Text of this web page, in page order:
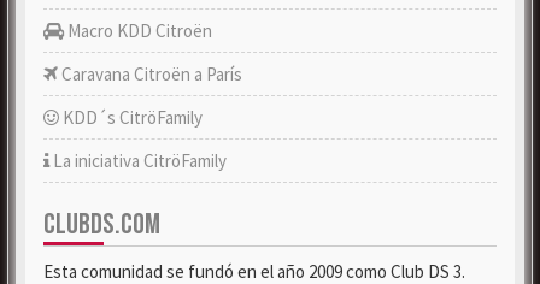
Macro KDD Citroën
Caravana Citroën a París
KDD´s CitröFamily
La iniciativa CitröFamily
CLUBDS.COM
Esta comunidad se fundó en el año 2009 como Club DS 3.